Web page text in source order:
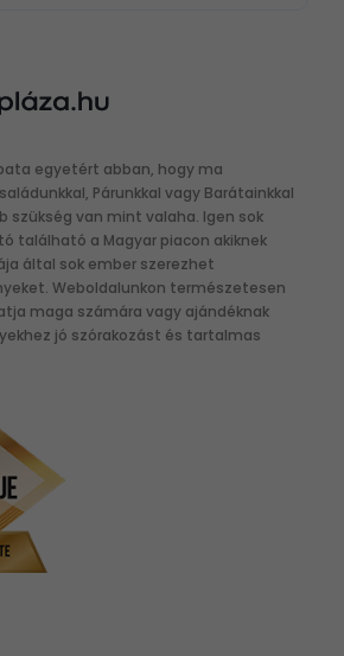
egyetért abban, hogy ma
Párunkkal vagy Barátainkkal
van mint valaha. Igen sok
található a Magyar piacon akiknek
által sok ember szerezhet
Weboldalunkon természetesen
maga számára vagy ajándéknak
jó szórakozást és tartalmas